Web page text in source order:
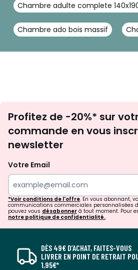
Chambre adulte complete
Chambre ado bois massif
Profitez de -20%* sur
commande en vous
newsletter
Votre Email
*Voir conditions de l'offre. En vous abonnant,
communications commerciales personnalisées
pouvez vous désabonner à tout moment. Pour
notre politique de confidentialité.
DÈS 49€ D’ACHAT, FAITES-VOUS
LIVRER EN POINT DE RETRAIT
1,95€*